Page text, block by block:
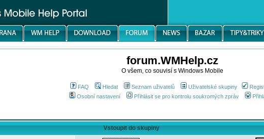
forum.WMHelp.cz
O všem, co souvisí s Windows Mobile
FAQ Hledat Seznam uživatelů Uživatelské skupiny
Osobní nastavení
Přihlásit se pro kontrolu soukromých zpráv
Vstoupit do skupiny